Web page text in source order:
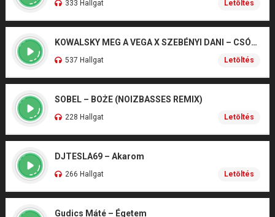
333 Hallgat Letöltés
KOWALSKY MEG A VEGA X SZEBÉNYI DANI – CSÓNAK
537 Hallgat Letöltés
SOBEL – BOŻE (NOIZBASSES REMIX)
228 Hallgat Letöltés
DJTESLA69 – Akarom
266 Hallgat Letöltés
Gudics Máté – Égetem